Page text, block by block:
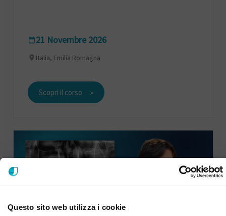
Questo sito web utilizza i cookie
21 Novembre 2026
Italia, Emilia Romagna
Scopri il corso